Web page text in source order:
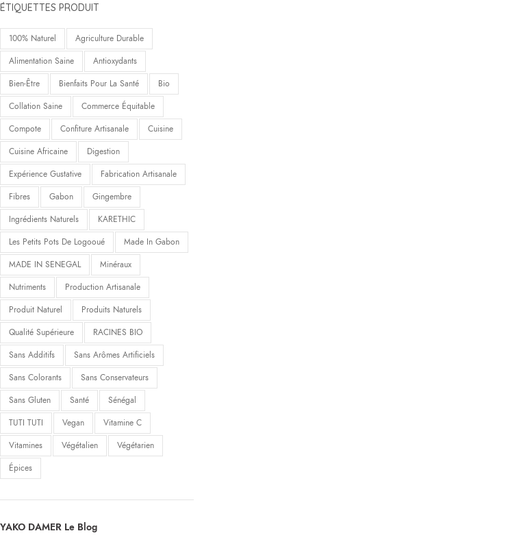
ÉTIQUETTES PRODUIT
100% Naturel Agriculture Durable
Alimentation Saine Antioxydants
Bien-Être Bienfaits Pour La Santé Bio
Collation Saine Commerce Équitable
Compote Confiture Artisanale Cuisine
Cuisine Africaine Digestion
Expérience Gustative Fabrication Artisanale
Fibres Gabon Gingembre
Ingrédients Naturels KARETHIC
Les Petits Pots De Logooué Made In Gabon
MADE IN SENEGAL Minéraux
Nutriments Production Artisanale
Produit Naturel Produits Naturels
Qualité Supérieure RACINES BIO
Sans Additifs Sans Arômes Artificiels
Sans Colorants Sans Conservateurs
Sans Gluten Santé Sénégal
TUTI TUTI Vegan Vitamine C
Vitamines Végétalien Végétarien
Épices
YAKO DAMER Le Blog